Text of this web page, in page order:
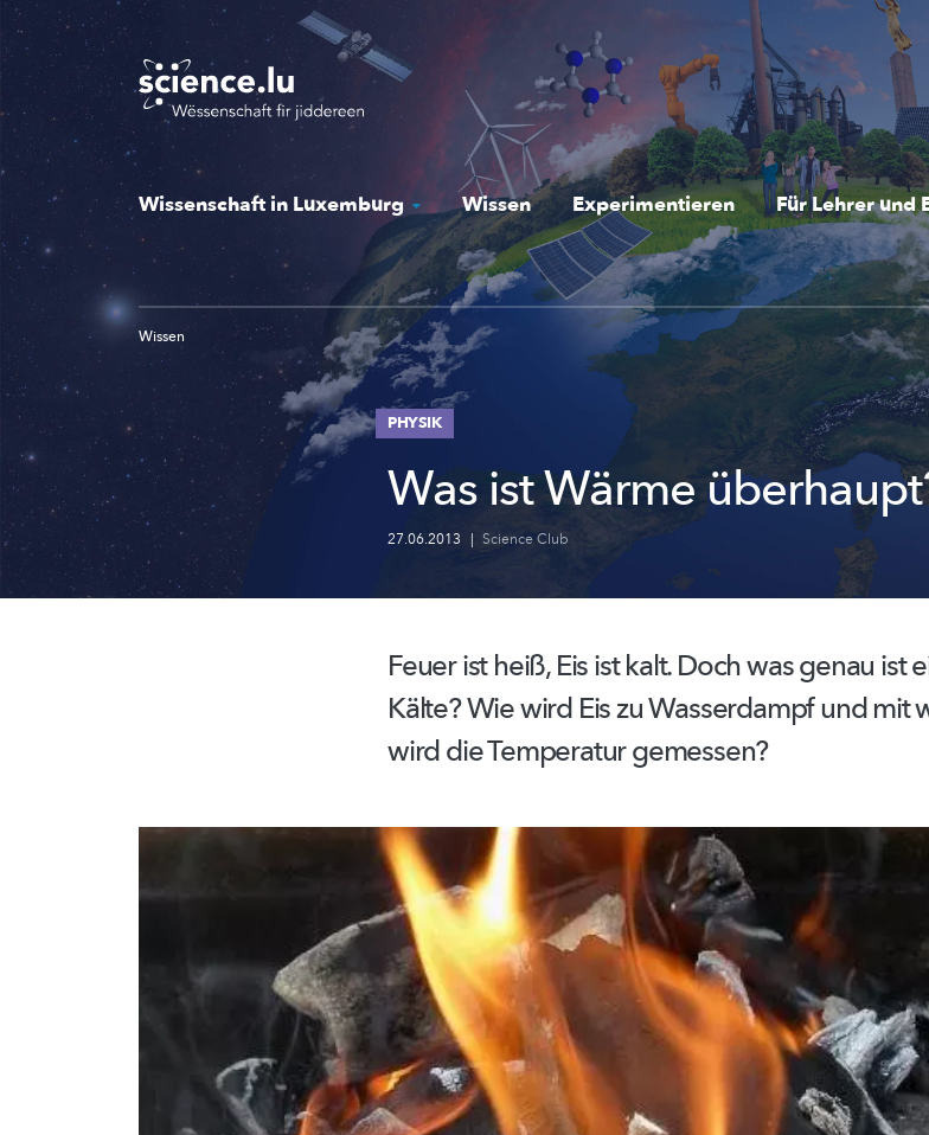
Skip
to
main
content
Wissenschaft in Luxemburg Wissen Experimentieren Für Lehrer und
Wissen
PHYSIK
Was ist Wärme
27.06.2013 | Science Club
Feuer ist heiß, Eis ist kalt. Doch was genau ist
Kälte? Wie wird Eis zu Wasserdampf und
wird die Temperatur gemessen?